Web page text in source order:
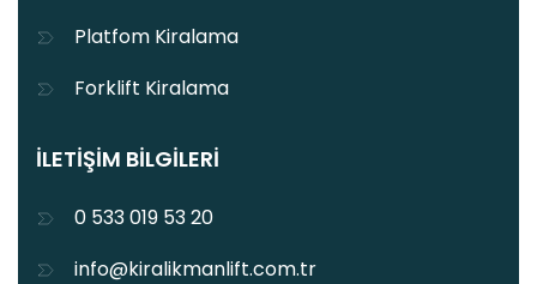
Platfom Kiralama
Forklift Kiralama
İLETIŞIM BILGILERI
0 533 019 53 20
info@kiralikmanlift.com.tr